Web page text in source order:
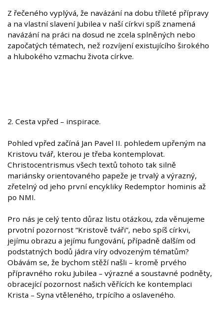
Z řečeného vyplývá, že navázání na dobu tříleté přípravy
a na vlastní slavení Jubilea v naší církvi spíš znamená
navázání na práci na dosud ne zcela splněných nebo
započatých tématech, než rozvíjení existujícího širokého
a hlubokého vzmachu života církve.
2. Cesta vpřed – inspirace.
Pohled vpřed začíná Jan Pavel II. pohledem upřeným na
Kristovu tvář, kterou je třeba kontemplovat.
Christocentrismus všech textů tohoto tak silně
mariánsky orientovaného papeže je trvalý a výrazný,
zřetelný od jeho první encykliky Redemptor hominis až
po NMI.
Pro nás je celý tento důraz listu otázkou, zda věnujeme
prvotní pozornost “Kristově tváři”, nebo spíš církvi,
jejímu obrazu a jejímu fungování, případně dalším od
podstatných bodů jádra víry odvozeným tématům?
Obávám se, že bychom stěží našli – kromě prvého
přípravného roku Jubilea – výrazné a soustavné podněty,
obracející pozornost našich věřících ke kontemplaci
Krista – Syna vtěleného, trpícího a oslaveného.